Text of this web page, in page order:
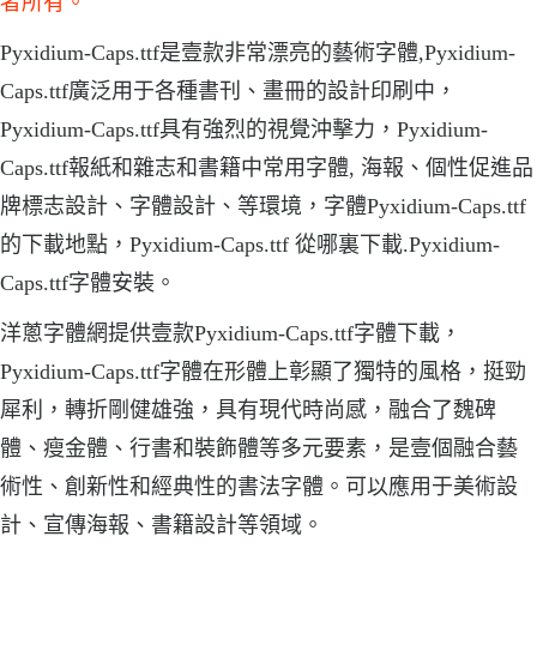
Pyxidium-Caps.ttf是壹款非常漂亮的藝術字體,Pyxidium-
Caps.ttf廣泛用于各種書刊、畫冊的設計印刷中，
Pyxidium-Caps.ttf具有強烈的視覺沖擊力，Pyxidium-
Caps.ttf報紙和雜志和書籍中常用字體, 海報、個性促進品
牌標志設計、字體設計、等環境，字體Pyxidium-Caps.ttf
的下載地點，Pyxidium-Caps.ttf 從哪裏下載.Pyxidium-
Caps.ttf字體安裝。
洋蔥字體網提供壹款Pyxidium-Caps.ttf字體下載，
Pyxidium-Caps.ttf字體在形體上彰顯了獨特的風格，挺勁
犀利，轉折剛健雄強，具有現代時尚感，融合了魏碑
體、瘦金體、行書和裝飾體等多元要素，是壹個融合藝
術性、創新性和經典性的書法字體。可以應用于美術設
計、宣傳海報、書籍設計等領域。